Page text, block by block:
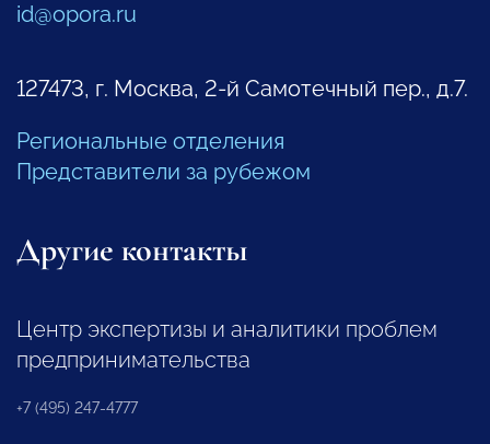
id@opora.ru
127473, г. Москва, 2-й Самотечный пер., д.7.
Региональные отделения
Представители за рубежом
Другие контакты
Центр экспертизы и аналитики проблем
предпринимательства
+7 (495) 247-4777